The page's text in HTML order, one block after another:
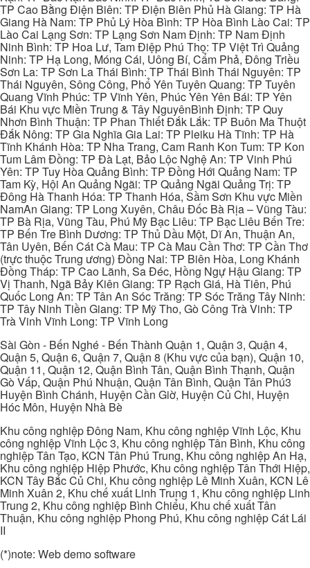
TP Cao Bằng Điện Biên: TP Điện Biên Phủ Hà Giang: TP Hà
Giang Hà Nam: TP Phủ Lý Hòa Bình: TP Hòa Bình Lào Cai: TP
Lào Cai Lạng Sơn: TP Lạng Sơn Nam Định: TP Nam Định
Ninh Bình: TP Hoa Lư, Tam Điệp Phú Thọ: TP Việt Trì Quảng
Ninh: TP Hạ Long, Móng Cái, Uông Bí, Cẩm Phả, Đông Triều
Sơn La: TP Sơn La Thái Bình: TP Thái Bình Thái Nguyên: TP
Thái Nguyên, Sông Công, Phổ Yên Tuyên Quang: TP Tuyên
Quang Vĩnh Phúc: TP Vĩnh Yên, Phúc Yên Yên Bái: TP Yên
Bái Khu vực Miền Trung & Tây NguyênBình Định: TP Quy
Nhơn Bình Thuận: TP Phan Thiết Đắk Lắk: TP Buôn Ma Thuột
Đắk Nông: TP Gia Nghĩa Gia Lai: TP Pleiku Hà Tĩnh: TP Hà
Tĩnh Khánh Hòa: TP Nha Trang, Cam Ranh Kon Tum: TP Kon
Tum Lâm Đồng: TP Đà Lạt, Bảo Lộc Nghệ An: TP Vinh Phú
Yên: TP Tuy Hòa Quảng Bình: TP Đồng Hới Quảng Nam: TP
Tam Kỳ, Hội An Quảng Ngãi: TP Quảng Ngãi Quảng Trị: TP
Đông Hà Thanh Hóa: TP Thanh Hóa, Sầm Sơn Khu vực Miền
NamAn Giang: TP Long Xuyên, Châu Đốc Bà Rịa – Vũng Tàu:
TP Bà Rịa, Vũng Tàu, Phú Mỹ Bạc Liêu: TP Bạc Liêu Bến Tre:
TP Bến Tre Bình Dương: TP Thủ Dầu Một, Dĩ An, Thuận An,
Tân Uyên, Bến Cát Cà Mau: TP Cà Mau Cần Thơ: TP Cần Thơ
(trực thuộc Trung ương) Đồng Nai: TP Biên Hòa, Long Khánh
Đồng Tháp: TP Cao Lãnh, Sa Đéc, Hồng Ngự Hậu Giang: TP
Vị Thanh, Ngã Bảy Kiên Giang: TP Rạch Giá, Hà Tiên, Phú
Quốc Long An: TP Tân An Sóc Trăng: TP Sóc Trăng Tây Ninh:
TP Tây Ninh Tiền Giang: TP Mỹ Tho, Gò Công Trà Vinh: TP
Trà Vinh Vĩnh Long: TP Vĩnh Long
Sài Gòn - Bến Nghé - Bến Thành Quận 1, Quận 3, Quận 4,
Quận 5, Quận 6, Quận 7, Quận 8 (Khu vực của bạn), Quận 10,
Quận 11, Quận 12, Quận Bình Tân, Quận Bình Thạnh, Quận
Gò Vấp, Quận Phú Nhuận, Quận Tân Bình, Quận Tân Phú3
Huyện Bình Chánh, Huyện Cần Giờ, Huyện Củ Chi, Huyện
Hóc Môn, Huyện Nhà Bè
Khu công nghiệp Đông Nam, Khu công nghiệp Vĩnh Lộc, Khu
công nghiệp Vĩnh Lộc 3, Khu công nghiệp Tân Bình, Khu công
nghiệp Tân Tạo, KCN Tân Phú Trung, Khu công nghiệp An Hạ,
Khu công nghiệp Hiệp Phước, Khu công nghiệp Tân Thới Hiệp,
KCN Tây Bắc Củ Chi, Khu công nghiệp Lê Minh Xuân, KCN Lê
Minh Xuân 2, Khu chế xuất Linh Trung 1, Khu công nghiệp Linh
Trung 2, Khu công nghiệp Bình Chiểu, Khu chế xuất Tân
Thuận, Khu công nghiệp Phong Phú, Khu công nghiệp Cát Lái
II
(*)note: Web demo software